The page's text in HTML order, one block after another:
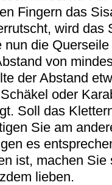
Fingern das
wird das
nun die
von
der Abstand
oder
Soll das
Sie am
es
ist, machen
lieben.